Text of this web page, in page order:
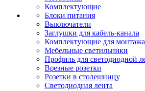
Комплектующие
Блоки питания
Выключатели
Заглушки для кабель-канала
Комплектующие для монтажа
Мебельные светильники
Профиль для светодиодной
Врезные розетки
Розетки в столешницу
Светодиодная лента